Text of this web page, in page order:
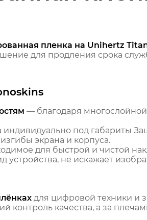
пленка на Unihertz
для продления срока
— благодаря
индивидуально под габариты
экрана и корпуса.
для быстрой и чистой
не искажает
для цифровой техники и
контроль качества, а за